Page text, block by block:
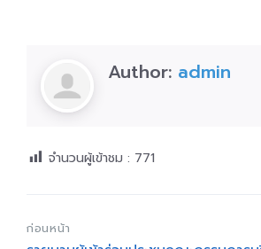
Author: admin
จำนวนผู้เข้าชม : 771
ก่อนหน้า